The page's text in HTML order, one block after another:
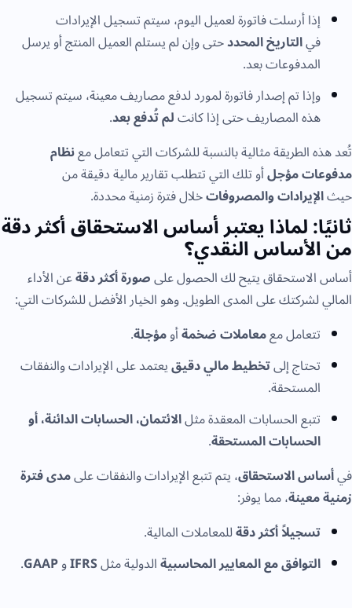
إذا أرسلت فاتورة لعميل اليوم، سيتم تسجيل الإيرادات
فيالتاريخ المحددحتى وإن لم يستلم العميل المنتج أو يرسل
المدفوعات بعد.
وإذا تم إصدار فاتورة لمورد لدفع مصاريف معينة، سيتم تسجيل
هذه المصاريف حتى إذا كانتلم تُدفع بعد.
تُعد هذه الطريقة مثالية بالنسبة للشركات التي تتعامل معنظام
مدفوعات مؤجلأو تلك التي تتطلب تقارير مالية دقيقة من
حيثالإيرادات والمصروفاتخلال فترة زمنية محددة.
ثانيًا: لماذا يعتبر أساس الاستحقاق أكثر دقة
من الأساس النقدي؟
أساس الاستحقاق يتيح لك الحصول علىصورة أكثر دقةعن الأداء
المالي لشركتك على المدى الطويل. وهو الخيار الأفضل للشركات التي:
تتعامل معمعاملات ضخمةأومؤجلة.
تحتاج إلىتخطيط مالي دقيقيعتمد على الإيرادات والنفقات
المستحقة.
تتبع الحسابات المعقدة مثلالائتمان، الحسابات الدائنة، أو
الحسابات المستحقة.
فيأساس الاستحقاق، يتم تتبع الإيرادات والنفقات علىمدى فترة
زمنية معينة، مما يوفر:
تسجيلاً أكثر دقةللمعاملات المالية.
التوافق مع المعايير المحاسبيةالدولية مثلIFRSوGAAP
.